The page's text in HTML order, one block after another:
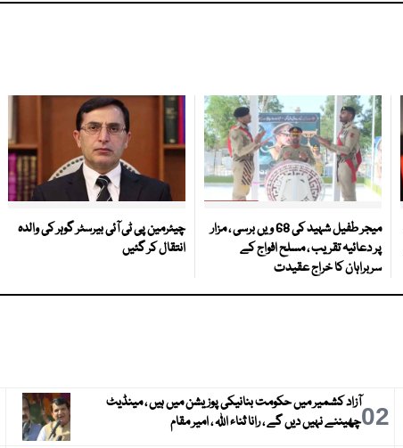
میجر طفیل شہید کی 68 ویں برسی ، مزار
پر دعائیہ تقریب ، مسلح افواج کے
سربراہان کا خراج عقیدت
چیئرمین پی ٹی آئی بیرسٹر گوہر کی والدہ
انتقال کر گئیں
02آزاد کشمیر میں حکومت بنانیکی پوزیشن میں ہیں ، مینڈیٹ
چھیننے نہیں دیں گے ، رانا ثناء اللہ ، امیر مقام